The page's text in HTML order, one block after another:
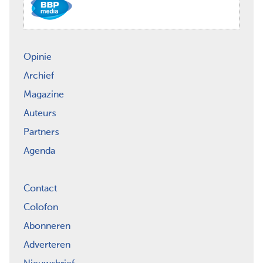
Opinie
Archief
Magazine
Auteurs
Partners
Agenda
Contact
Colofon
Abonneren
Adverteren